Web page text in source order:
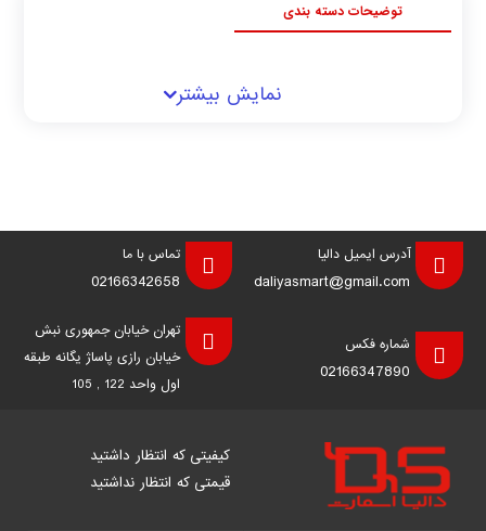
توضیحات دسته بندی
نمایش بیشتر
آدرس ایمیل دالیا
daliyasmart@gmail.com
تماس با ما
02166342658
شماره فکس
02166347890
تهران خیابان جمهوری نبش
خیابان رازی پاساژ یگانه طبقه
اول واحد 122 , 105
کیفیتی که انتظار داشتید
قیمتی که انتظار نداشتید